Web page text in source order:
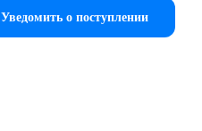
Уведомить о поступлении